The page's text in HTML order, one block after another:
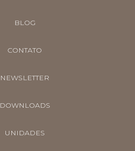
BLOG
CONTATO
NEWSLETTER
DOWNLOADS
UNIDADES